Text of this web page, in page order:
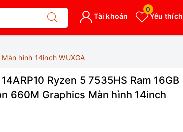
Yêu thích
0
Tài khoản
hình 14inch WUXGA
Ryzen 5 7535HS Ram 16GB
660M Graphics Màn hình 14inch